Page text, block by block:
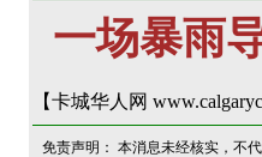
一场暴雨
【卡城华人网
免责声明： 本消息未经核实，不